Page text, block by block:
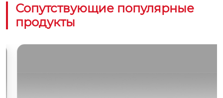
Сопутствующие популярные
продукты